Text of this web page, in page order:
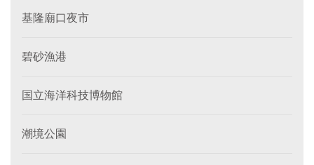
基隆廟口夜市
碧砂漁港
国立海洋科技博物館
潮境公園